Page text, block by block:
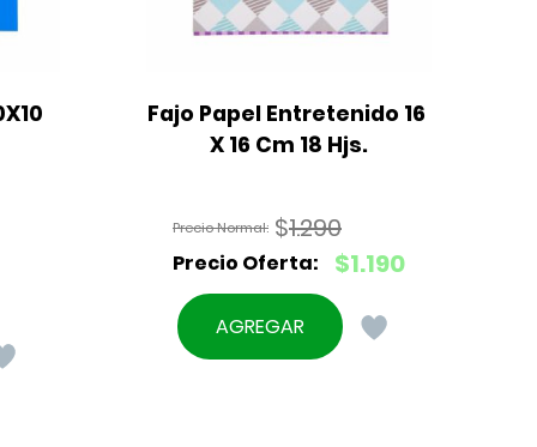
Fajo Papel Entretenido 16
X 16 Cm 18 Hjs.
$1.290
El
precio
original
$1.190
El
precio
actual
AGREGAR